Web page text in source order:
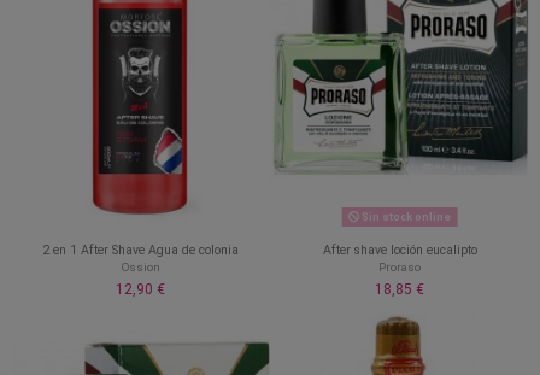
2 en 1 After Shave Agua de colonia
Ossion
12,90 €
Sin stock online
After shave loción eucalipto
Proraso
18,85 €